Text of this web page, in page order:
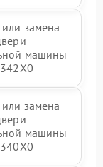
замена
машины
замена
машины